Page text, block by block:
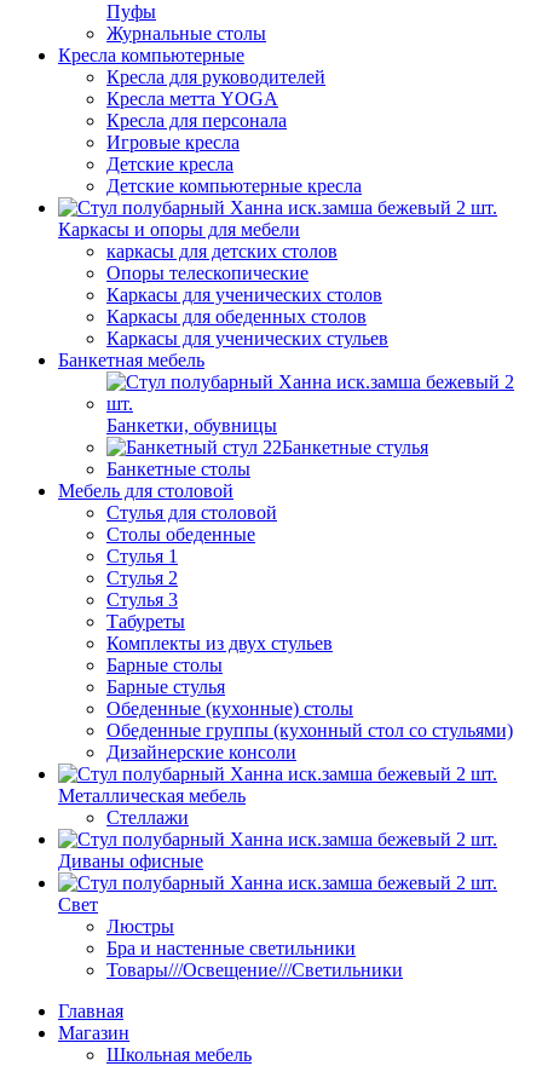
Пуфы
Журнальные столы
Кресла компьютерные
Кресла для руководителей
Кресла метта YOGA
Кресла для персонала
Игровые кресла
Детские кресла
Детские компьютерные кресла
Каркасы и опоры для мебели
каркасы для детских столов
Опоры телескопические
Каркасы для ученических столов
Каркасы для обеденных столов
Каркасы для ученических стульев
Банкетная мебель
Банкетки, обувницы
Банкетные стулья
Банкетные столы
Мебель для столовой
Стулья для столовой
Столы обеденные
Стулья 1
Стулья 2
Стулья 3
Табуреты
Комплекты из двух стульев
Барные столы
Барные стулья
Обеденные (кухонные) столы
Обеденные группы (кухонный стол со стульями)
Дизайнерские консоли
Металлическая мебель
Стеллажи
Диваны офисные
Свет
Люстры
Бра и настенные светильники
Товары///Освещение///Светильники
Главная
Магазин
Школьная мебель